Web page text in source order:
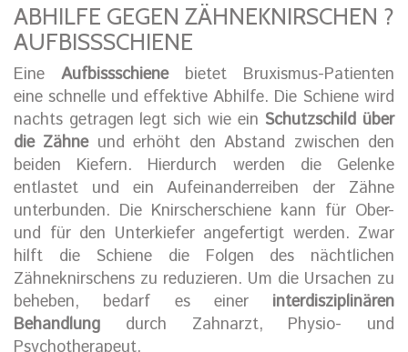
ABHILFE GEGEN ZÄHNEKNIRSCHEN ?
AUFBISSSCHIENE
Eine Aufbissschienebietet Bruxismus-Patienten
eine schnelle und effektive Abhilfe. Die Schiene wird
nachts getragen legt sich wie ein Schutzschild über
die Zähneund erhöht den Abstand zwischen den
beiden Kiefern. Hierdurch werden die Gelenke
entlastet und ein Aufeinanderreiben der Zähne
unterbunden. Die Knirscherschiene kann für Ober-
und für den Unterkiefer angefertigt werden. Zwar
hilft die Schiene die Folgen des nächtlichen
Zähneknirschens zu reduzieren. Um die Ursachen zu
beheben, bedarf es einer interdisziplinären
Behandlung durch Zahnarzt, Physio- und